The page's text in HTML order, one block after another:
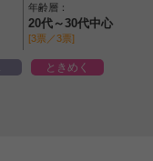
年齢層：
20代～30代中心
[3票／3票]
ときめく